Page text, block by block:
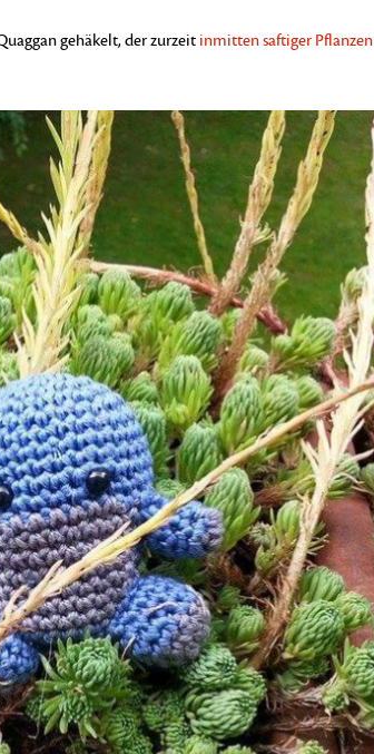
gehäkelt, der zurzeit inmitten saftiger Pflanzen